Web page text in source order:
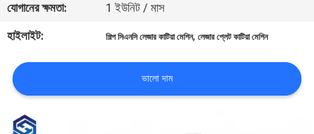
মান
যোগাযোগ
করুন
যোগানের ক্ষমতা:
1 ইউনিট / মাস
হাইলাইট:
শিল্প সিএনসি লেজার কাটিয়া মেশিন,লেজার প্লেট কাটিয়া মেশিন
ভালো দাম